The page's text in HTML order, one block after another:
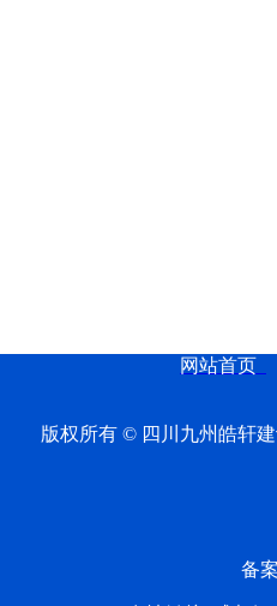
网站首页
版权所有 © 四川九州皓轩
备